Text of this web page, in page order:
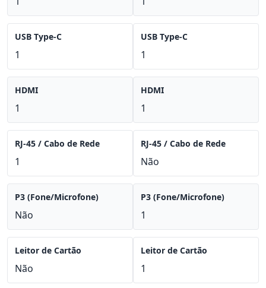
USB Type-C
1
HDMI
1
RJ-45 / Cabo de Rede
1
P3 (Fone/Microfone)
Não
Leitor de Cartão
Não
USB Type-C
1
HDMI
1
RJ-45 / Cabo de Rede
Não
P3 (Fone/Microfone)
1
Leitor de Cartão
1